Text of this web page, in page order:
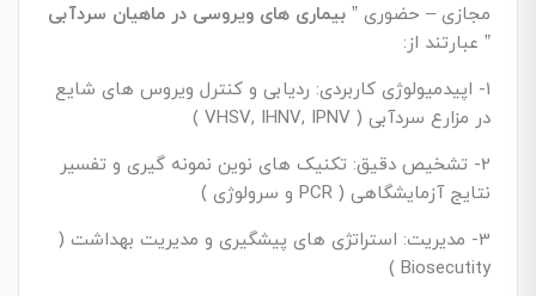
مجازی – حضوری ” بیماری های ویروسی در ماهیان سردآبی
” عبارتند از:
1- اپیدمیولوژی کاربردی: ردیابی و کنترل ویروس های شایع
در مزارع سردآبی ( VHSV, IHNV, IPNV )
2- تشخیص دقیق: تکنیک های نوین نمونه گیری و تفسیر
نتایج آزمایشگاهی ( PCR و سرولوژی )
3- مدیریت: استراتژی های پیشگیری و مدیریت بهداشت (
Biosecutity )